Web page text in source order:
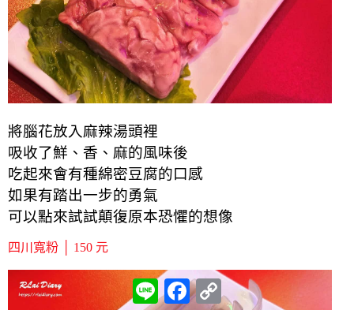
將腦花放入麻辣湯頭裡
吸收了鮮、香、麻的風味後
吃起來會有種綿密豆腐的口感
如果有踏出一步的勇氣
可以點來試試顛復原本恐懼的想像
四川寬粉 │ 150 元
L
i
F
a
o